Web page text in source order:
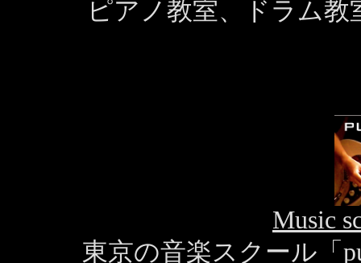
ピアノ教室、ドラム
Music
東京の音楽スクール「